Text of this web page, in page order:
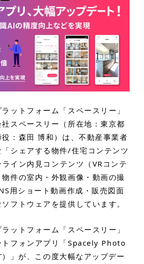
ットフォーム「スペースリー」
スペースリー（所在地：東京都
：森田 博和）は、不動産事業者
シェアする物件/住宅コンテンツ
イン内見コンテンツ（VRコンテ
件の室内・外観画像・動画の撮
用ショート動画作成・販売図面
フトウェアを提供しています。
ットフォーム「スペースリー」
トフォンアプリ「Spacely Photo
」が、この度大幅なアップデー